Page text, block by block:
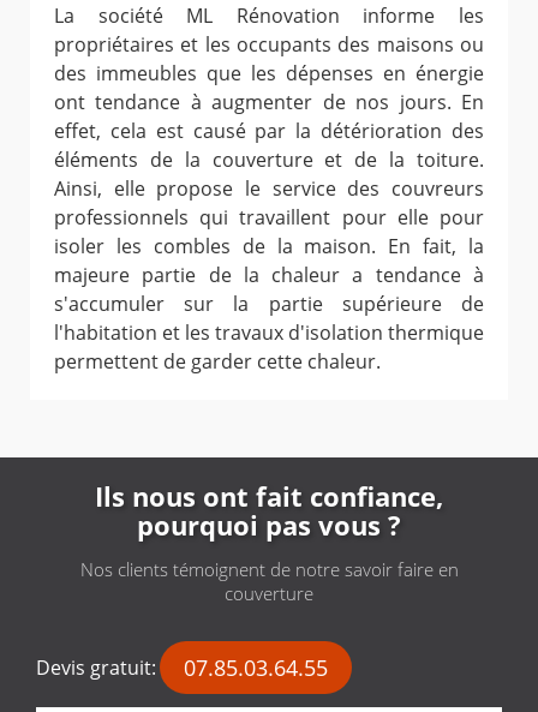
La société ML Rénovation informe les
propriétaires et les occupants des maisons ou
des immeubles que les dépenses en énergie
ont tendance à augmenter de nos jours. En
effet, cela est causé par la détérioration des
éléments de la couverture et de la toiture.
Ainsi, elle propose le service des couvreurs
professionnels qui travaillent pour elle pour
isoler les combles de la maison. En fait, la
majeure partie de la chaleur a tendance à
s'accumuler sur la partie supérieure de
l'habitation et les travaux d'isolation thermique
permettent de garder cette chaleur.
Ils nous ont fait confiance,
pourquoi pas vous ?
Nos clients témoignent de notre savoir faire en
couverture
Devis gratuit: 07.85.03.64.55